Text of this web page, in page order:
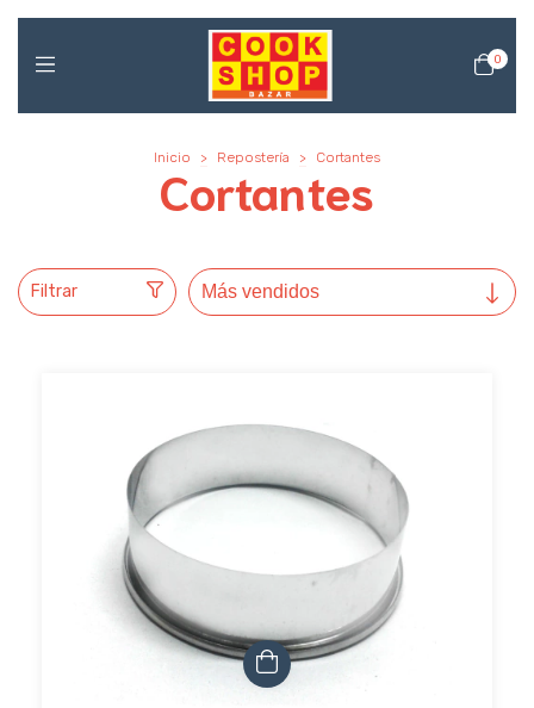
0
Inicio > Repostería > Cortantes
Cortantes
Filtrar